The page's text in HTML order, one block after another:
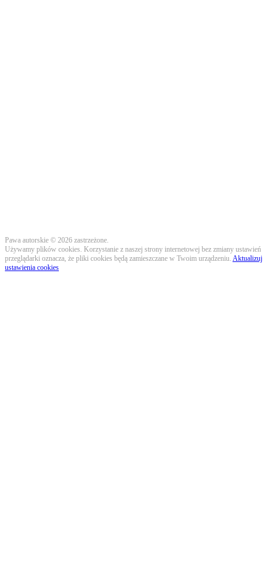
Pawa autorskie © 2026 zastrzeżone.
Używamy plików cookies. Korzystanie z naszej strony internetowej bez zmiany ustawień
przeglądarki oznacza, że pliki cookies będą zamieszczane w Twoim urządzeniu. Aktualizuj
ustawienia cookies